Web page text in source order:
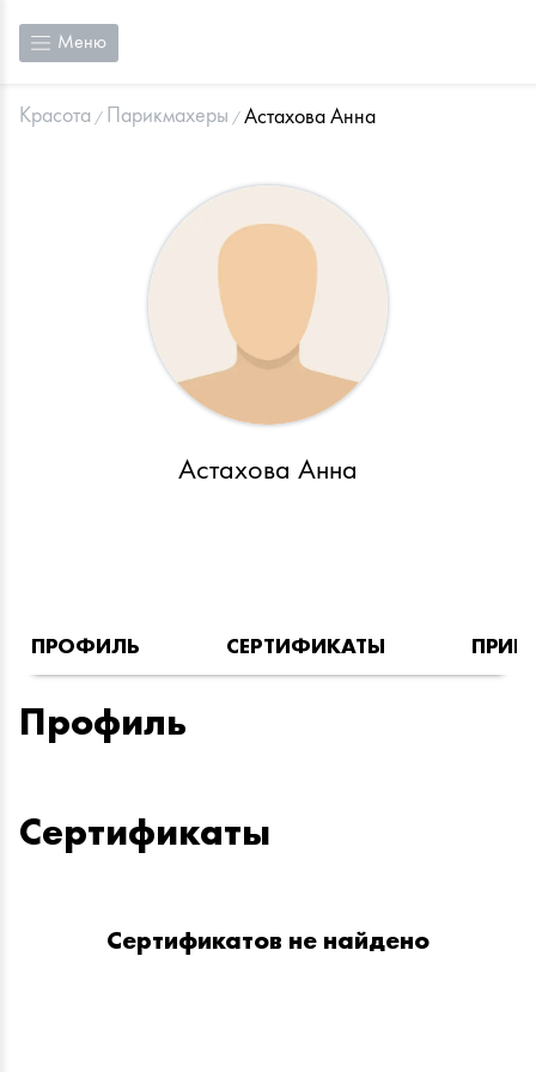
Меню
Красота Парикмахеры Астахова Анна
Астахова Анна
ПРОФИЛЬ СЕРТИФИКАТЫ
Профиль
Сертификаты
Сертификатов не найдено